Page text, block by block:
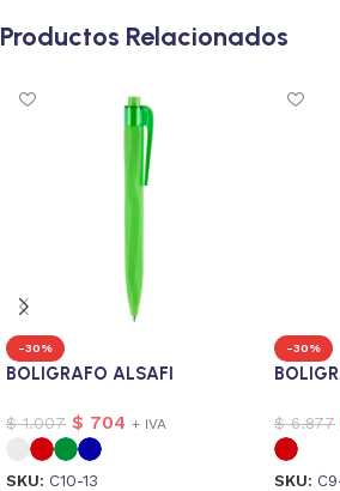
Productos Relacionados
-30%
BOLIGRAFO ALSAFI
$1.007 $ 704 + IVA
SKU: C10-13
-30%
$6.877
SKU: